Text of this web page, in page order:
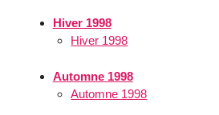
Hiver 1998
Hiver 1998
Automne 1998
Automne 1998